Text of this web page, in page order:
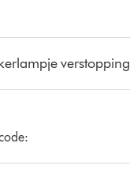
verstopping